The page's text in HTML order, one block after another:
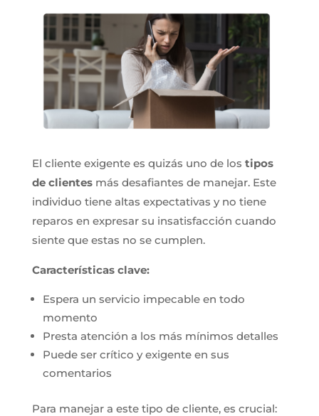
El cliente exigente es quizás uno de los tipos
de clientesmás desafiantes de manejar. Este
individuo tiene altas expectativas y no tiene
reparos en expresar su insatisfacción cuando
siente que estas no se cumplen.
Características clave:
Espera un servicio impecable en todo
momento
Presta atención a los más mínimos detalles
Puede ser crítico y exigente en sus
comentarios
Para manejar a este tipo de cliente, es crucial: